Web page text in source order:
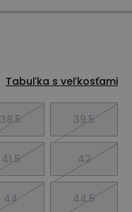
Tabuľka s veľkosťami
38.5 39.5
41.5 42
44 44.5